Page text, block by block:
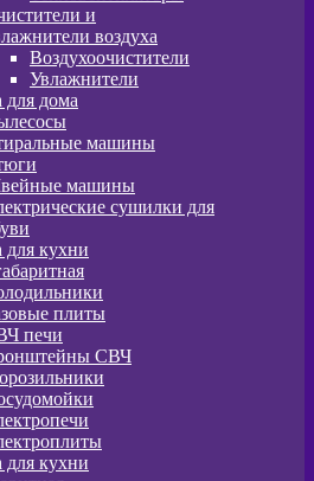
и
воздуха
Воздухоочистители
Увлажнители
для дома
машины
машины
сушилки для
для кухни
плиты
печи
СВЧ
для кухни